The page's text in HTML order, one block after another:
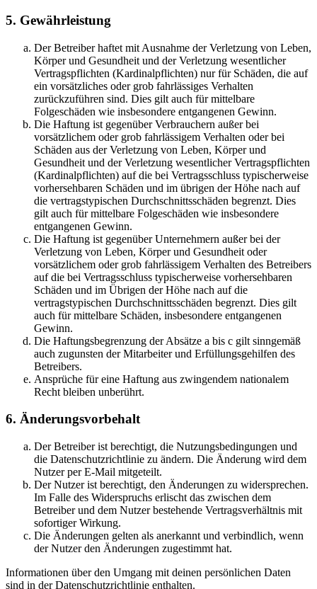
5. Gewährleistung
Der Betreiber haftet mit Ausnahme der Verletzung von Leben,
Körper und Gesundheit und der Verletzung wesentlicher
Vertragspflichten (Kardinalpflichten) nur für Schäden, die auf
ein vorsätzliches oder grob fahrlässiges Verhalten
zurückzuführen sind. Dies gilt auch für mittelbare
Folgeschäden wie insbesondere entgangenen Gewinn.
Die Haftung ist gegenüber Verbrauchern außer bei
vorsätzlichem oder grob fahrlässigem Verhalten oder bei
Schäden aus der Verletzung von Leben, Körper und
Gesundheit und der Verletzung wesentlicher Vertragspflichten
(Kardinalpflichten) auf die bei Vertragsschluss typischerweise
vorhersehbaren Schäden und im übrigen der Höhe nach auf
die vertragstypischen Durchschnittsschäden begrenzt. Dies
gilt auch für mittelbare Folgeschäden wie insbesondere
entgangenen Gewinn.
Die Haftung ist gegenüber Unternehmern außer bei der
Verletzung von Leben, Körper und Gesundheit oder
vorsätzlichem oder grob fahrlässigem Verhalten des Betreibers
auf die bei Vertragsschluss typischerweise vorhersehbaren
Schäden und im Übrigen der Höhe nach auf die
vertragstypischen Durchschnittsschäden begrenzt. Dies gilt
auch für mittelbare Schäden, insbesondere entgangenen
Gewinn.
Die Haftungsbegrenzung der Absätze a bis c gilt sinngemäß
auch zugunsten der Mitarbeiter und Erfüllungsgehilfen des
Betreibers.
Ansprüche für eine Haftung aus zwingendem nationalem
Recht bleiben unberührt.
6. Änderungsvorbehalt
Der Betreiber ist berechtigt, die Nutzungsbedingungen und
die Datenschutzrichtlinie zu ändern. Die Änderung wird dem
Nutzer per E-Mail mitgeteilt.
Der Nutzer ist berechtigt, den Änderungen zu widersprechen.
Im Falle des Widerspruchs erlischt das zwischen dem
Betreiber und dem Nutzer bestehende Vertragsverhältnis mit
sofortiger Wirkung.
Die Änderungen gelten als anerkannt und verbindlich, wenn
der Nutzer den Änderungen zugestimmt hat.
Informationen über den Umgang mit deinen persönlichen Daten
sind in der Datenschutzrichtlinie enthalten.